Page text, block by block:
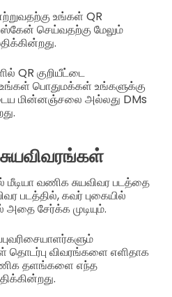
உங்கள் QR
ஸ்கேன் செய்வதற்கு மேலும்
QR குறியீட்டை
பொதுமக்கள் உங்களுக்கு
மின்னஞ்சலை அல்லது DMs
வணிக சுயவிவர படத்தை
படத்தில், கவர் புகையில்
சேர்க்க முடியும்.
தொடர்பு விவரங்களை எளிதாக
தளங்களை எந்த